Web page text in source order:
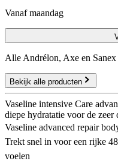
vanaf maandag
Alle Andrélon, Axe en Sanex
Bekijk alle producten
Vaseline intensive Care
diepe hydratatie voor de zeer
Vaseline advanced repair
Trekt snel in voor een rijke
voelen